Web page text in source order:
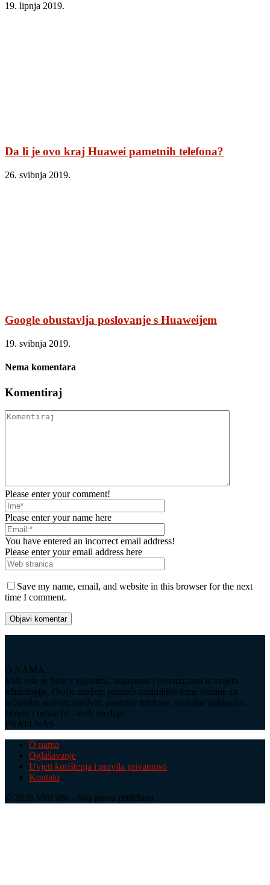
19. lipnja 2019.
Da li je ovo kraj Huawei pametnih telefona?
26. svibnja 2019.
Google obustavlja poslovanje s Huaweijem
19. svibnja 2019.
Nema komentara
Komentiraj
Please enter your comment!
Please enter your name here
You have entered an incorrect email address!
Please enter your email address here
Save my name, email, and website in this browser for the next
time I comment.
O NAMA
Vidi više je blog s vijestima, najavama i recenzijama iz svijeta
tehnologije. Ovdje možete pronaći zanimljive teme vezane za
računalni softver, hardver, pametne telefone, mobilne aplikacije,
tablete i ostale hi – tech uređaje.
PRATI NAS
O nama
Oglašavanje
Uvjeti korištenja i pravila privatnosti
Kontakt
© 2026 Vidi više - Sva prava pridržana